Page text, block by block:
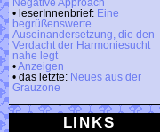
Negative Approach
• leserInnenbrief: Eine
begrüßenswerte
Auseinandersetzung, die den
Verdacht der Harmoniesucht
nahe legt
•Anzeigen
• das letzte: Neues aus der
Grauzone
LINKS